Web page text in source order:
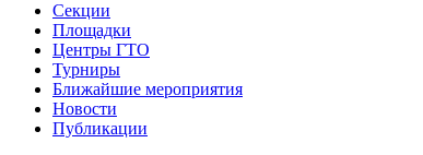
Секции
Площадки
Центры ГТО
Турниры
Ближайшие мероприятия
Новости
Публикации